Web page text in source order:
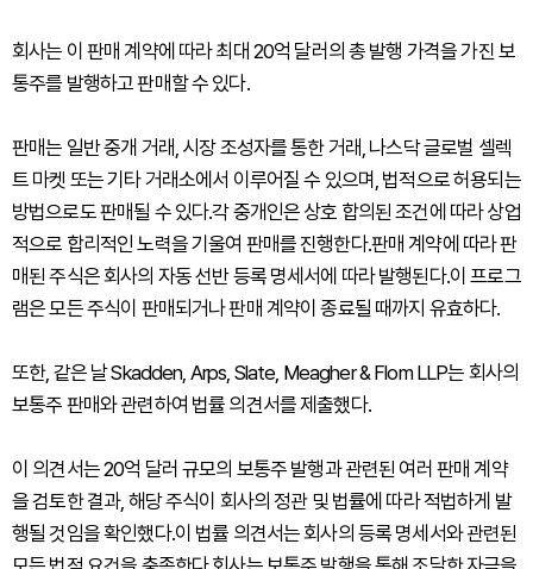
회사는 이 판매 계약에 따라 최대 20억 달러의 총 발행 가격을 가진 보
통주를 발행하고 판매할 수 있다.
판매는 일반 중개 거래, 시장 조성자를 통한 거래, 나스닥 글로벌 셀렉
트 마켓 또는 기타 거래소에서 이루어질 수 있으며, 법적으로 허용되는
방법으로도 판매될 수 있다.각 중개인은 상호 합의된 조건에 따라 상업
적으로 합리적인 노력을 기울여 판매를 진행한다.판매 계약에 따라 판
매된 주식은 회사의 자동 선반 등록 명세서에 따라 발행된다.이 프로그
램은 모든 주식이 판매되거나 판매 계약이 종료될 때까지 유효하다.
또한, 같은 날 Skadden, Arps, Slate, Meagher & Flom LLP는 회사의
보통주 판매와 관련하여 법률 의견서를 제출했다.
이 의견서는 20억 달러 규모의 보통주 발행과 관련된 여러 판매 계약
을 검토한 결과, 해당 주식이 회사의 정관 및 법률에 따라 적법하게 발
행될 것임을 확인했다.이 법률 의견서는 회사의 등록 명세서와 관련된